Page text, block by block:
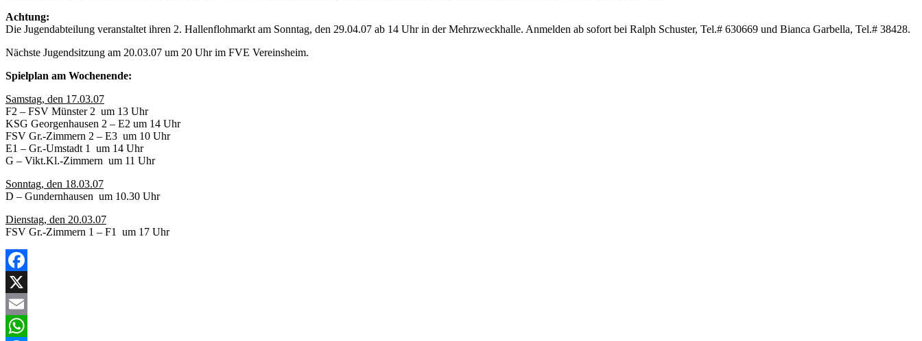
Achtung:
Die Jugendabteilung veranstaltet ihren 2. Hallenflohmarkt am Sonntag, den 29.04.07 ab 14 Uhr in der Mehrzweckhalle. Anmelden ab sofort bei Ralph Schuster, Tel.# 630669 und Bianca Garbella, Tel.# 38428.
Nächste Jugendsitzung am 20.03.07 um 20 Uhr im FVE Vereinsheim.
Spielplan am Wochenende:
Samstag, den 17.03.07
F2 – FSV Münster 2 um 13 Uhr
KSG Georgenhausen 2 – E2 um 14 Uhr
FSV Gr.-Zimmern 2 – E3 um 10 Uhr
E1 – Gr.-Umstadt 1 um 14 Uhr
G – Vikt.Kl.-Zimmern um 11 Uhr
Sonntag, den 18.03.07
D – Gundernhausen um 10.30 Uhr
Dienstag, den 20.03.07
FSV Gr.-Zimmern 1 – F1 um 17 Uhr
Facebook
X
Email